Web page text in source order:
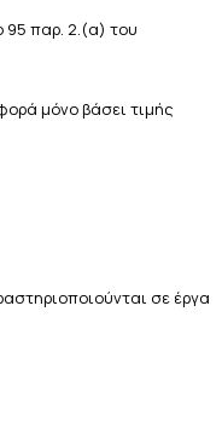
95 παρ. 2.(α) του
μόνο βάσει τιμής
σε έργα